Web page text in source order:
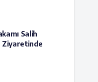
Salih
Ziyaretinde